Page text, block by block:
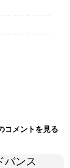
コメントを見る
バンス